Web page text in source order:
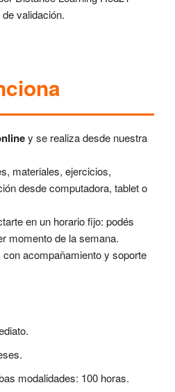
validación.
y se realiza desde nuestra
materiales, ejercicios,
desde computadora, tablet o
en un horario fijo: podés
momento de la semana.
acompañamiento y soporte
modalidades: 100 horas.